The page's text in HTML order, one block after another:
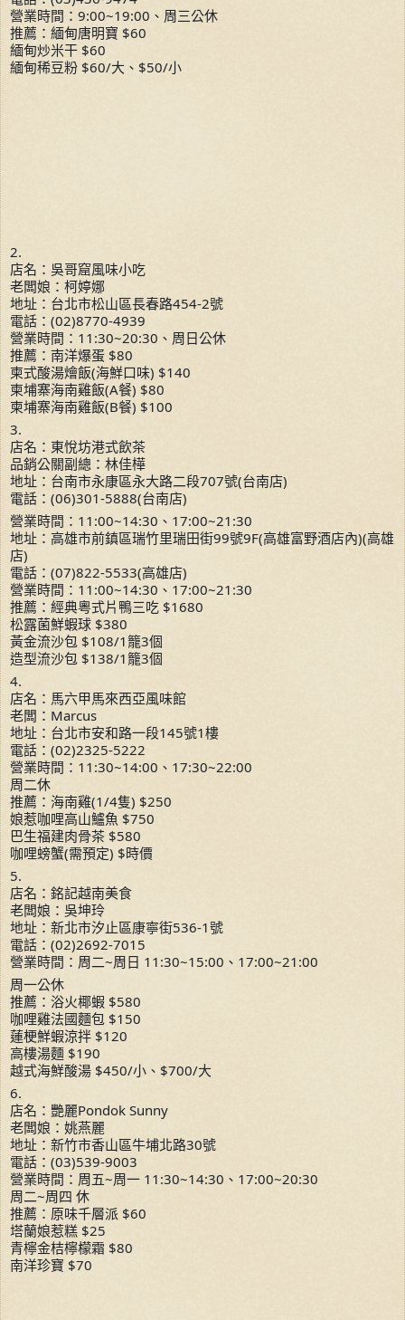
營業時間：9:00~19:00、周三公休
推薦：緬甸唐明寶 $60
緬甸炒米干 $60
緬甸稀豆粉 $60/大、$50/小
2.
店名：吳哥窟風味小吃
老闆娘：柯婷娜
地址：台北市松山區長春路454-2號
電話：(02)8770-4939
營業時間：11:30~20:30、周日公休
推薦：南洋爆蛋 $80
柬式酸湯燴飯(海鮮口味) $140
柬埔寨海南雞飯(A餐) $80
柬埔寨海南雞飯(B餐) $100
3.
店名：東悅坊港式飲茶
品銷公關副總：林佳樺
地址：台南市永康區永大路二段707號(台南店)
電話：(06)301-5888(台南店)
營業時間：11:00~14:30、17:00~21:30
地址：高雄市前鎮區瑞竹里瑞田街99號9F(高雄富野酒店內)(高雄
店)
電話：(07)822-5533(高雄店)
營業時間：11:00~14:30、17:00~21:30
推薦：經典粵式片鴨三吃 $1680
松露菌鮮蝦球 $380
黃金流沙包 $108/1籠3個
造型流沙包 $138/1籠3個
4.
店名：馬六甲馬來西亞風味館
老闆：Marcus
地址：台北市安和路一段145號1樓
電話：(02)2325-5222
營業時間：11:30~14:00、17:30~22:00
周二休
推薦：海南雞(1/4隻) $250
娘惹咖哩高山鱸魚 $750
巴生福建肉骨茶 $580
咖哩螃蟹(需預定) $時價
5.
店名：銘記越南美食
老闆娘：吳坤玲
地址：新北市汐止區康寧街536-1號
電話：(02)2692-7015
營業時間：周二~周日 11:30~15:00、17:00~21:00
周一公休
推薦：浴火椰蝦 $580
咖哩雞法國麵包 $150
蓮梗鮮蝦涼拌 $120
高樓湯麵 $190
越式海鮮酸湯 $450/小、$700/大
6.
店名：艷麗Pondok Sunny
老闆娘：姚燕麗
地址：新竹市香山區牛埔北路30號
電話：(03)539-9003
營業時間：周五~周一 11:30~14:30、17:00~20:30
周二~周四 休
推薦：原味千層派 $60
塔蘭娘惹糕 $25
青檸金桔檸檬霜 $80
南洋珍寶 $70